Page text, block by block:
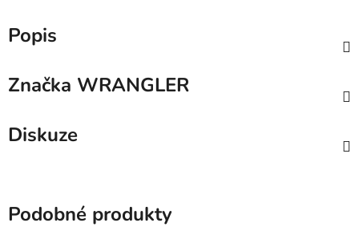
Popis
Značka WRANGLER
Diskuze
Podobné produkty